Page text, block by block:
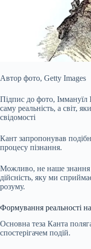
Автор фото, Getty Images
Підпис до фото,
саму реальність, а світ,
свідомості
Кант запропонував
процесу пізнання.
Можливо, не наше знання
дійсність, яку ми
розуму.
Формування реальності
Основна теза Канта
спостерігачем подій.